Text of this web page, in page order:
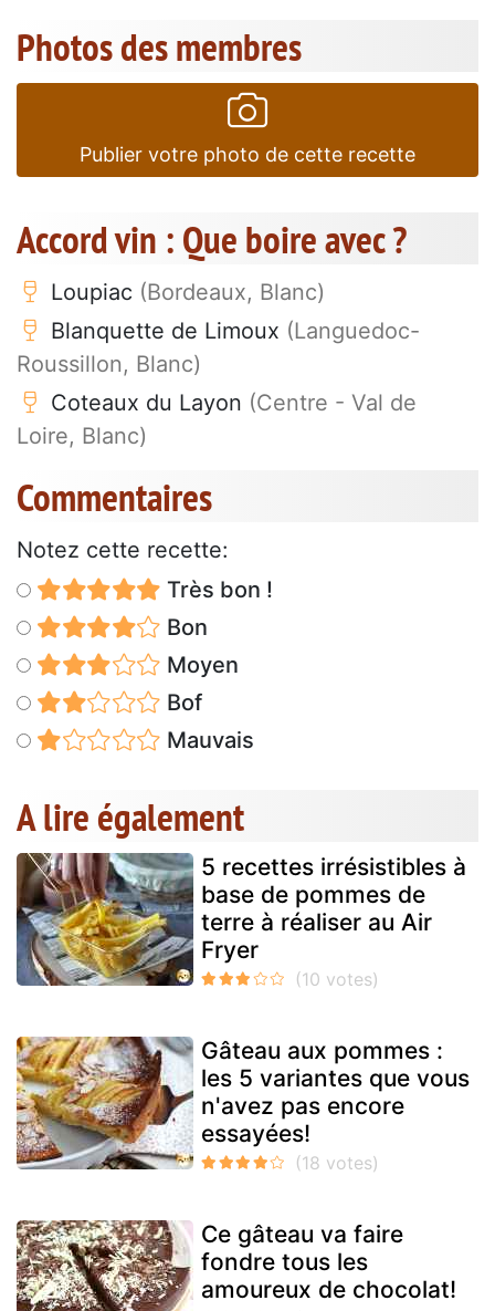
Photos des membres
Publier votre photo de cette recette
Accord vin : Que boire avec ?
Loupiac (Bordeaux, Blanc)
Blanquette de Limoux (Languedoc-
Roussillon, Blanc)
Coteaux du Layon (Centre - Val de
Loire, Blanc)
Commentaires
Notez cette recette:
Très bon !
Bon
Moyen
Bof
Mauvais
A lire également
5 recettes irrésistibles à
base de pommes de
terre à réaliser au Air
Fryer
Gâteau aux pommes :
les 5 variantes que vous
n'avez pas encore
essayées!
Ce gâteau va faire
fondre tous les
amoureux de chocolat!